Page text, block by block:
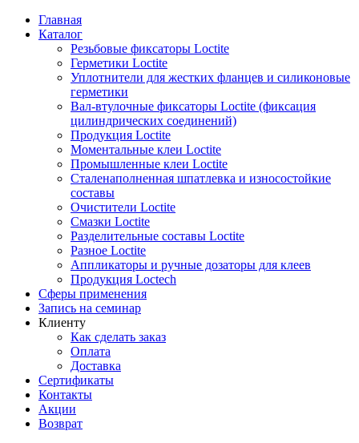
Главная
Каталог
Резьбовые фиксаторы Loctite
Герметики Loctite
Уплотнители для жестких фланцев и силиконовые
герметики
Вал-втулочные фиксаторы Loctite (фиксация
цилиндрических соединений)
Продукция Loctite
Моментальные клеи Loctite
Промышленные клеи Loctite
Сталенаполненная шпатлевка и износостойкие
составы
Очистители Loctite
Смазки Loctite
Разделительные составы Loctite
Разное Loctite
Аппликаторы и ручные дозаторы для клеев
Продукция Loctech
Сферы применения
Запись на семинар
Клиенту
Как сделать заказ
Оплата
Доставка
Сертификаты
Контакты
Акции
Возврат